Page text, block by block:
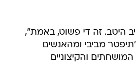
היטב. זה די פשוט, באמת",
מביבי ומהאנשים
והקיצוניים